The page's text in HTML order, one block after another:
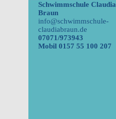
Schwimmschule Claudia
Braun
info@schwimmschule-
claudiabraun.de
07071/973943
Mobil 0157 55 100 207